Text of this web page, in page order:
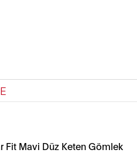
Fit Mavi Düz Keten Gömlek